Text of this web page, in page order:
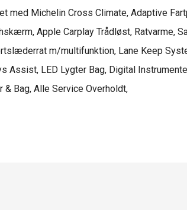
med Michelin Cross Climate, Adaptive
Apple Carplay Trådløst, Ratvarme,
m/multifunktion, Lane Keep
Assist, LED Lygter Bag, Digital
& Bag, Alle Service Overholdt,